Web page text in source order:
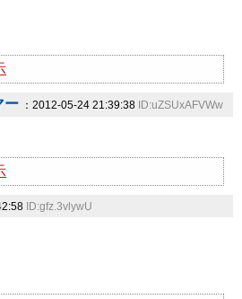
ー ：2012-05-24 21:39:38 ID:uZSUxAFVWw
ID:gfz.3vlywU